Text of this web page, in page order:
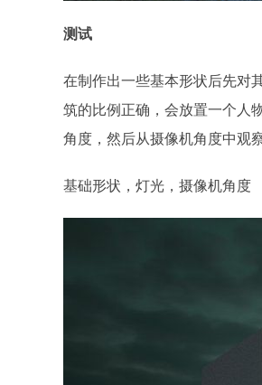
测试
在制作出一些基本形状后先对
筑的比例正确，会放置一个人
角度，然后从摄像机角度中观
基础形状，灯光，摄像机角度